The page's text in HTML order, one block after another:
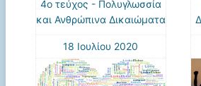
4ο τεύχος - Πολυγλωσσία
και Ανθρώπινα Δικαιώματα
18 Ιουλίου 2020